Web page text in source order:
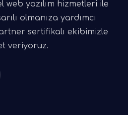
web yazılım hizmetleri ile
olmanıza yardımcı
sertifikalı ekibimizle
veriyoruz.